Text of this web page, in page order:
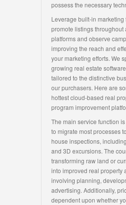
possess the necessary
Leverage built-in marketing
promote listings throughout
platforms and observe
improving the reach and
your marketing efforts. We
growing real estate
tailored to the distinctive
our purchasers. Here are
hottest cloud-based real
program improvement
The main service function
to migrate most processes
house inspections,
and 3D excursions. The
transforming raw land or
into improved real property
involving planning,
advertising. Additionally,
dependent upon whether